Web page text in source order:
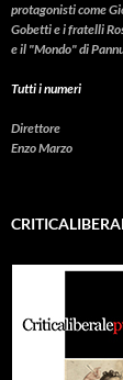
protagonisti come
Gobetti e i fratelli
e il "Mondo" di
Tutti i numeri
Direttore
Enzo Marzo